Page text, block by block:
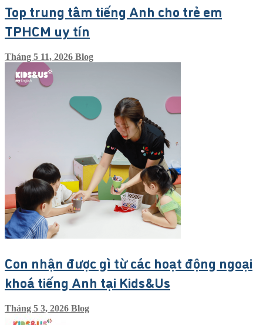
Top trung tâm tiếng Anh cho trẻ em
TPHCM uy tín
Tháng 5 11, 2026 Blog
Con nhận được gì từ các hoạt động ngoại
khoá tiếng Anh tại Kids&Us
Tháng 5 3, 2026 Blog